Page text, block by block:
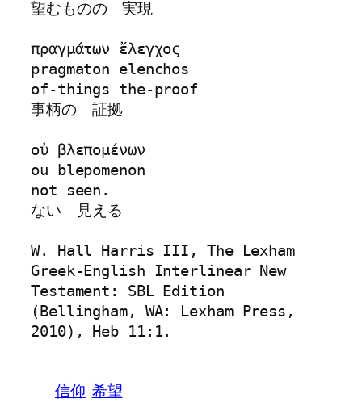
望むものの　実現
πραγμάτων ἔλεγχος
pragmaton elenchos
of-things the-proof
事柄の　証拠
οὐ βλεπομένων
ou blepomenon
not seen.
ない　見える
W. Hall Harris III, The Lexham
Greek-English Interlinear New
Testament: SBL Edition
(Bellingham, WA: Lexham Press,
2010), Heb 11:1.
信仰 希望